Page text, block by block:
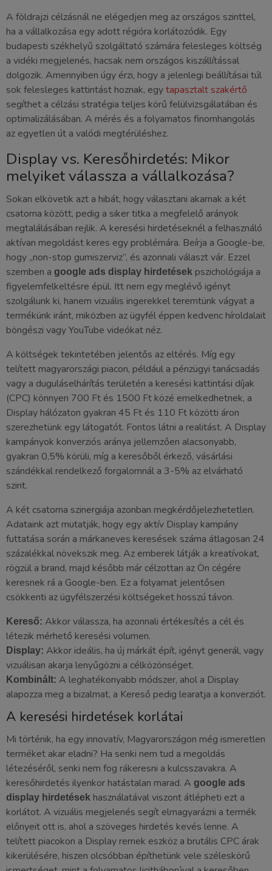
A földrajzi célzásnál ne elégedjen meg az országos szinttel,
ha a vállalkozása egy adott régióra korlátozódik. Egy
budapesti székhelyű szolgáltató számára felesleges költség
a vidéki megjelenés, hacsak nem országos kiszállítással
dolgozik. Amennyiben úgy érzi, hogy a jelenlegi beállításai túl
sok felesleges kattintást hoznak, egytapasztalt szakértő
segíthet a célzási stratégia teljes körű felülvizsgálatában és
optimalizálásában. A mérés és a folyamatos finomhangolás
az egyetlen út a valódi megtérüléshez.
Display vs. Keresőhirdetés: Mikor
melyiket válassza a vállalkozása?
Sokan elkövetik azt a hibát, hogy választani akarnak a két
csatorna között, pedig a siker titka a megfelelő arányok
megtalálásában rejlik. A keresési hirdetéseknél a felhasználó
aktívan megoldást keres egy problémára. Beírja a Google-be,
hogy „non-stop gumiszerviz”, és azonnali választ vár. Ezzel
szemben a google ads display hirdetések pszichológiája a
figyelemfelkeltésre épül. Itt nem egy meglévő igényt
szolgálunk ki, hanem vizuális ingerekkel teremtünk vágyat a
termékünk iránt, miközben az ügyfél éppen kedvenc híroldalait
böngészi vagy YouTube videókat néz.
A költségek tekintetében jelentős az eltérés. Míg egy
telített magyarországi piacon, például a pénzügyi tanácsadás
vagy a duguláselhárítás területén a keresési kattintási díjak
(CPC) könnyen 700 Ft és 1500 Ft közé emelkedhetnek, a
Display hálózaton gyakran 45 Ft és 110 Ft közötti áron
szerezhetünk egy látogatót. Fontos látni a realitást. A Display
kampányok konverziós aránya jellemzően alacsonyabb,
gyakran 0,5% körüli, míg a keresőből érkező, vásárlási
szándékkal rendelkező forgalomnál a 3-5% az elvárható
szint.
A két csatorna szinergiája azonban megkérdőjelezhetetlen.
Adataink azt mutatják, hogy egy aktív Display kampány
futtatása során a márkaneves keresések száma átlagosan 24
százalékkal növekszik meg. Az emberek látják a kreatívokat,
rögzül a brand, majd később már célzottan az Ön cégére
keresnek rá a Google-ben. Ez a folyamat jelentősen
csökkenti az ügyfélszerzési költségeket hosszú távon.
Kereső: Akkor válassza, ha azonnali értékesítés a cél és
létezik mérhető keresési volumen.
Display: Akkor ideális, ha új márkát épít, igényt generál, vagy
vizuálisan akarja lenyűgözni a célközönséget.
Kombinált: A leghatékonyabb módszer, ahol a Display
alapozza meg a bizalmat, a Kereső pedig learatja a konverziót.
A keresési hirdetések korlátai
Mi történik, ha egy innovatív, Magyarországon még ismeretlen
terméket akar eladni? Ha senki nem tud a megoldás
létezéséről, senki nem fog rákeresni a kulcsszavakra. A
keresőhirdetés ilyenkor hatástalan marad. A google ads
display hirdetések használatával viszont átlépheti ezt a
korlátot. A vizuális megjelenés segít elmagyarázni a termék
előnyeit ott is, ahol a szöveges hirdetés kevés lenne. A
telített piacokon a Display remek eszköz a brutális CPC árak
kikerülésére, hiszen olcsóbban építhetünk vele széleskörű